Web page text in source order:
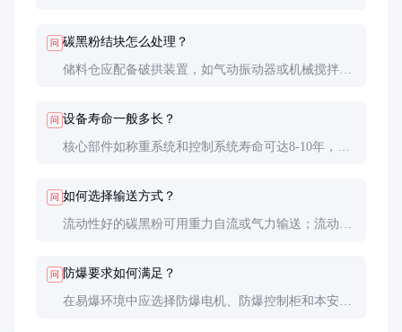
能显著提高稳定性。
问 碳黑粉结块怎么处理？
储料仓应配备破拱装置，如气动振动器或机械搅拌
问 设备寿命一般多长？
核心部件如称重系统和控制系统寿命可达8-10年，易
问 如何选择输送方式？
流动性好的碳黑粉可用重力自流或气力输送；流动性
便。
问 防爆要求如何满足？
在易爆环境中应选择防爆电机、防爆控制柜和本安型